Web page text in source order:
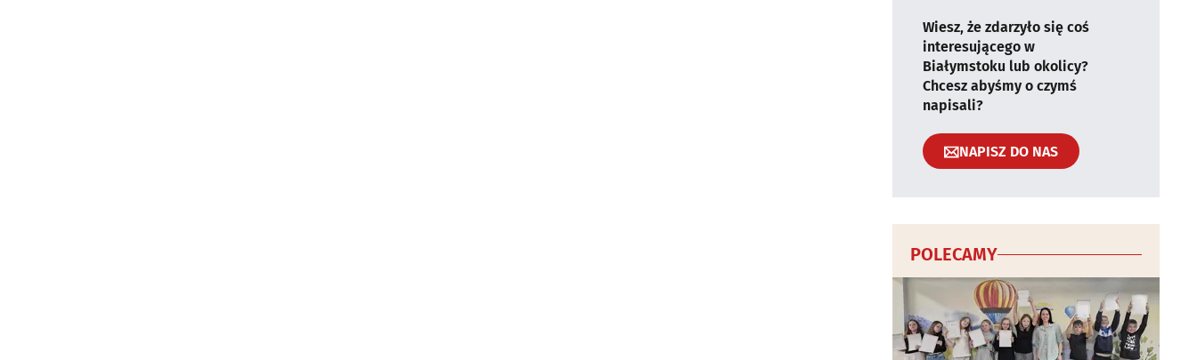
Wiesz, że zdarzyło się coś
interesującego w
Białymstoku lub okolicy?
Chcesz abyśmy o czymś
napisali?
NAPISZ DO NAS
POLECAMY